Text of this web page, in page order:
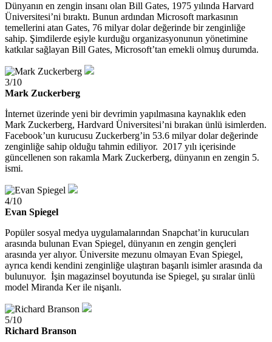
Dünyanın en zengin insanı olan Bill Gates, 1975 yılında Harvard
Üniversitesi’ni bıraktı. Bunun ardından Microsoft markasının
temellerini atan Gates, 76 milyar dolar değerinde bir zenginliğe
sahip. Şimdilerde eşiyle kurduğu organizasyonunun yönetimine
katkılar sağlayan Bill Gates, Microsoft’tan emekli olmuş durumda.
3/10
Mark Zuckerberg
İnternet üzerinde yeni bir devrimin yapılmasına kaynaklık eden
Mark Zuckerberg, Hardvard Üniversitesi’ni bırakan ünlü isimlerden.
Facebook’un kurucusu Zuckerberg’in 53.6 milyar dolar değerinde
zenginliğe sahip olduğu tahmin ediliyor. 2017 yılı içerisinde
güncellenen son rakamla Mark Zuckerberg, dünyanın en zengin 5.
ismi.
4/10
Evan Spiegel
Popüler sosyal medya uygulamalarından Snapchat’in kurucuları
arasında bulunan Evan Spiegel, dünyanın en zengin gençleri
arasında yer alıyor. Üniversite mezunu olmayan Evan Spiegel,
ayrıca kendi kendini zenginliğe ulaştıran başarılı isimler arasında da
bulunuyor. İşin magazinsel boyutunda ise Spiegel, şu sıralar ünlü
model Miranda Ker ile nişanlı.
5/10
Richard Branson